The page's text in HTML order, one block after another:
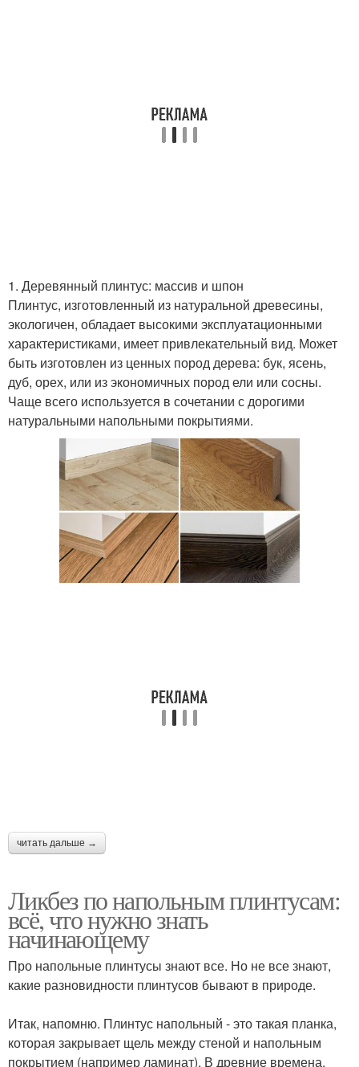
Виниловый плинтус Плинтус из керамики
Плинтусы по форме
Материалы для
напольного плинтуса
Алюминиевый плинтус Каменный плинтус
Плинтус в зависимости
1. Деревянный плинтус: массив и шпон
Плинтус, изготовленный из натуральной древесины,
экологичен, обладает высокими эксплуатационными
характеристиками, имеет привлекательный вид. Может
быть изготовлен из ценных пород дерева: бук, ясень,
дуб, орех, или из экономичных пород ели или сосны.
Чаще всего используется в сочетании с дорогими
натуральными напольными покрытиями.
читать дальше →
Ликбез по напольным плинтусам:
всё, что нужно знать
начинающему
Про напольные плинтусы знают все. Но не все знают,
какие разновидности плинтусов бывают в природе.
Итак, напомню. Плинтус напольный - это такая планка,
которая закрывает щель между стеной и напольным
покрытием (например ламинат). В древние времена,